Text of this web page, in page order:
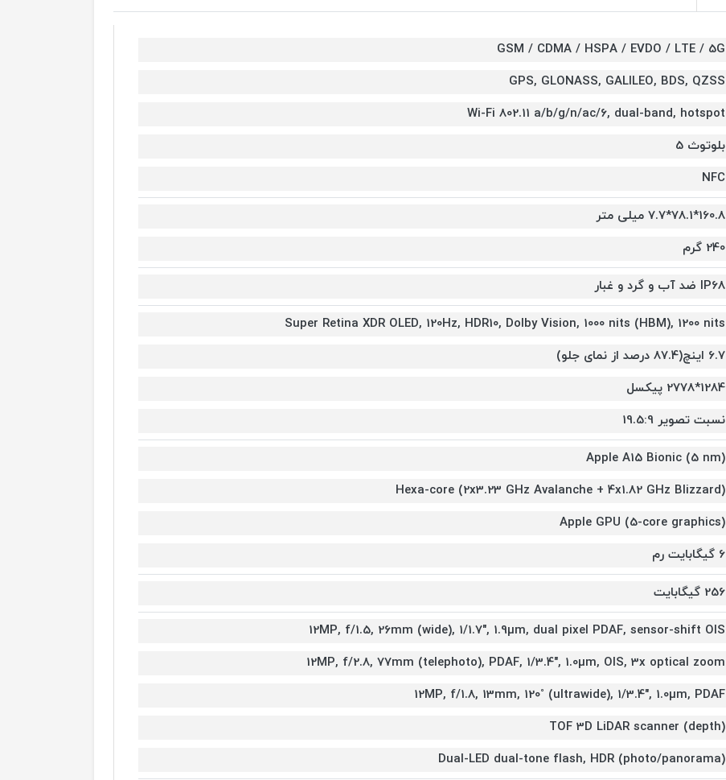
GSM / CDMA / HSPA / EVDO / LTE / 5G
GPS, GLONASS, GALILEO, BDS, QZSS
Wi-Fi 802.11 a/b/g/n/ac/6, dual-band, hotspot
بلوتوث 5
NFC
160.8*78.1*7.7 میلی متر
240 گرم
IP68 ضد آب و گرد و غبار
Super Retina XDR OLED, 120Hz, HDR10, Dolby Vision, 1000 nits (HBM), 1200 nits
6.7 اینچ(87.4 درصد از نمای جلو)
1284*2778 پیکسل
نسبت تصویر 19.5:9
Apple A15 Bionic (5 nm)
Hexa-core (2x3.23 GHz Avalanche + 4x1.82 GHz Blizzard)
Apple GPU (5-core graphics)
6 گیگابایت رم
256 گیگابایت
12MP, f/1.5, 26mm (wide), 1/1.7", 1.9µm, dual pixel PDAF, sensor-shift OIS
12MP, f/2.8, 77mm (telephoto), PDAF, 1/3.4", 1.0µm, OIS, 3x optical zoom
12MP, f/1.8, 13mm, 120˚ (ultrawide), 1/3.4", 1.0µm, PDAF
TOF 3D LiDAR scanner (depth)
Dual-LED dual-tone flash, HDR (photo/panorama)